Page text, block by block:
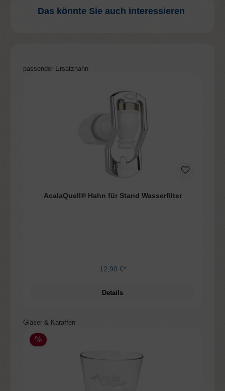
Das könnte Sie auch interessieren
Produktgalerie überspringen
passender Ersatzhahn
AcalaQuell® Hahn für Stand Wasserfilter
12,90 €*
Details
Produktgalerie überspringen
Gläser & Karaffen
%